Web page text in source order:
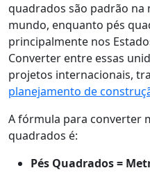
quadrados são padrão na
mundo, enquanto pés
principalmente nos
Converter entre essas
projetos internacionais,
planejamento de
A fórmula para converter
quadrados é:
Pés Quadrados =